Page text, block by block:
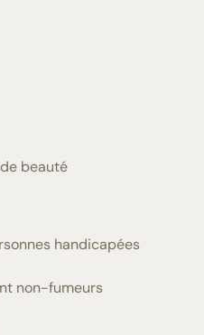
beauté
handicapées
non-fumeurs